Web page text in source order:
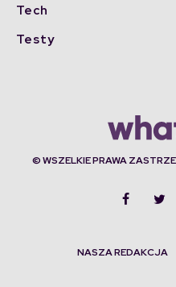
Tech
Testy
© WSZELKIE PRAWA
NASZA REDAKCJA